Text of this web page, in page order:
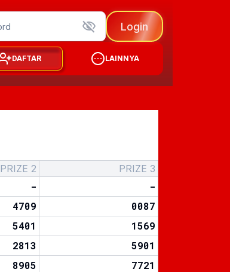
Login
DAFTAR LAINNYA
PRIZE 2 PRIZE 3
-
-
4709
0087
5401
1569
2813
5901
8905
7721